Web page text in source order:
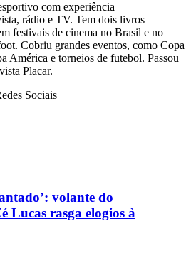
com experiência
rádio e TV. Tem dois livros
festivais de cinema no Brasil e no
Cobriu grandes eventos, como Copa
América e torneios de futebol. Passou
Placar.
Sociais
volante do
Lucas rasga elogios à